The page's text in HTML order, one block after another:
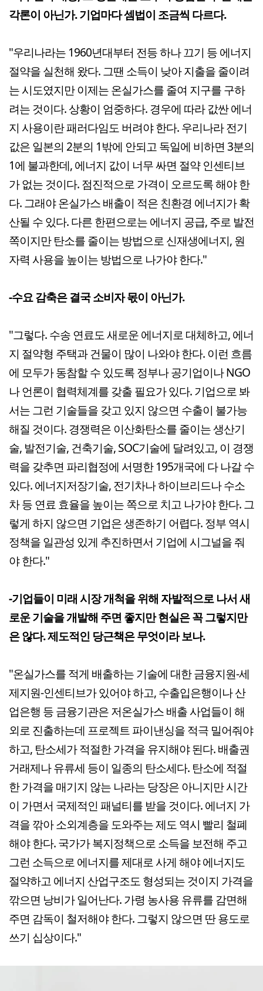
각론이 아닌가. 기업마다 셈법이 조금씩 다르다.
"우리나라는 1960년대부터 전등 하나 끄기 등 에너지
절약을 실천해 왔다. 그땐 소득이 낮아 지출을 줄이려
는 시도였지만 이제는 온실가스를 줄여 지구를 구하
려는 것이다. 상황이 엄중하다. 경우에 따라 값싼 에너
지 사용이란 패러다임도 버려야 한다. 우리나라 전기
값은 일본의 2분의 1밖에 안되고 독일에 비하면 3분의
1에 불과한데, 에너지 값이 너무 싸면 절약 인센티브
가 없는 것이다. 점진적으로 가격이 오르도록 해야 한
다. 그래야 온실가스 배출이 적은 친환경 에너지가 확
산될 수 있다. 다른 한편으로는 에너지 공급, 주로 발전
쪽이지만 탄소를 줄이는 방법으로 신재생에너지, 원
자력 사용을 높이는 방법으로 나가야 한다."
-수요 감축은 결국 소비자 몫이 아닌가.
"그렇다. 수송 연료도 새로운 에너지로 대체하고, 에너
지 절약형 주택과 건물이 많이 나와야 한다. 이런 흐름
에 모두가 동참할 수 있도록 정부나 공기업이나 NGO
나 언론이 협력체계를 갖출 필요가 있다. 기업으로 봐
서는 그런 기술들을 갖고 있지 않으면 수출이 불가능
해질 것이다. 경쟁력은 이산화탄소를 줄이는 생산기
술, 발전기술, 건축기술, SOC기술에 달려있고, 이 경쟁
력을 갖추면 파리협정에 서명한 195개국에 다 나갈 수
있다. 에너지저장기술, 전기차나 하이브리드나 수소
차 등 연료 효율을 높이는 쪽으로 치고 나가야 한다. 그
렇게 하지 않으면 기업은 생존하기 어렵다. 정부 역시
정책을 일관성 있게 추진하면서 기업에 시그널을 줘
야 한다."
-기업들이 미래 시장 개척을 위해 자발적으로 나서 새
로운 기술을 개발해 주면 좋지만 현실은 꼭 그렇지만
은 않다. 제도적인 당근책은 무엇이라 보나.
"온실가스를 적게 배출하는 기술에 대한 금융지원-세
제지원-인센티브가 있어야 하고, 수출입은행이나 산
업은행 등 금융기관은 저온실가스 배출 사업들이 해
외로 진출하는데 프로젝트 파이낸싱을 적극 밀어줘야
하고, 탄소세가 적절한 가격을 유지해야 된다. 배출권
거래제나 유류세 등이 일종의 탄소세다. 탄소에 적절
한 가격을 매기지 않는 나라는 당장은 아니지만 시간
이 가면서 국제적인 패널티를 받을 것이다. 에너지 가
격을 깎아 소외계층을 도와주는 제도 역시 빨리 철폐
해야 한다. 국가가 복지정책으로 소득을 보전해 주고
그런 소득으로 에너지를 제대로 사게 해야 에너지도
절약하고 에너지 산업구조도 형성되는 것이지 가격을
깎으면 낭비가 일어난다. 가령 농사용 유류를 감면해
주면 감독이 철저해야 한다. 그렇지 않으면 딴 용도로
쓰기 십상이다."